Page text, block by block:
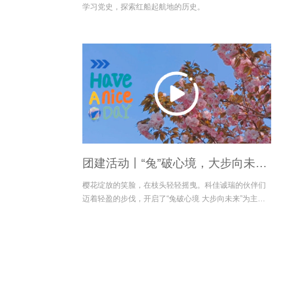
学习党史，探索红船起航地的历史。
团建活动丨“兔”破心境，大步向未
来！
樱花绽放的笑脸，在枝头轻轻摇曳。科佳诚瑞的伙伴们
迈着轻盈的步伐，开启了“兔破心境 大步向未来”为主题